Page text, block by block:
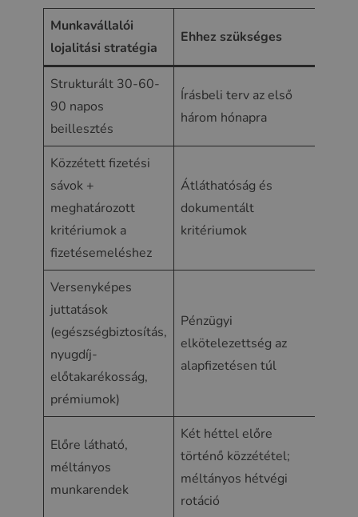
Munkavállalói
lojalitási stratégia
Ehhez szükséges
Strukturált 30-60-
90 napos
beillesztés
Írásbeli terv az első
három hónapra
Közzétett fizetési
sávok +
meghatározott
kritériumok a
fizetésemeléshez
Átláthatóság és
dokumentált
kritériumok
Versenyképes
juttatások
(egészségbiztosítás,
nyugdíj-
előtakarékosság,
prémiumok)
Pénzügyi
elkötelezettség az
alapfizetésen túl
Előre látható,
méltányos
munkarendek
Két héttel előre
történő közzététel;
méltányos hétvégi
rotáció